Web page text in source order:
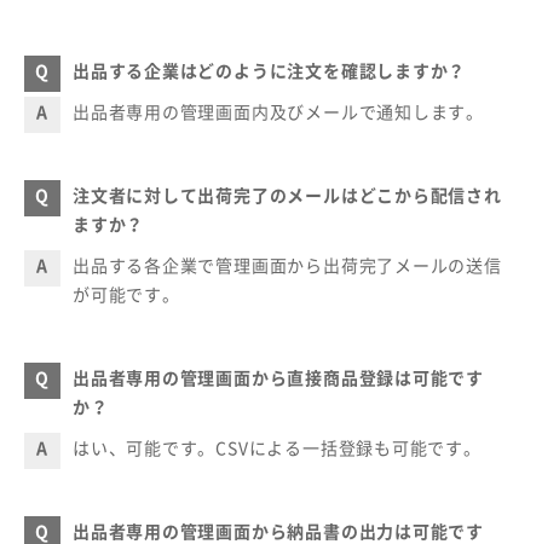
出品する企業はどのように注文を確認しますか？
出品者専用の管理画面内及びメールで通知します。
注文者に対して出荷完了のメールはどこから配信され
ますか？
出品する各企業で管理画面から出荷完了メールの送信
が可能です。
出品者専用の管理画面から直接商品登録は可能です
か？
はい、可能です。CSVによる一括登録も可能です。
出品者専用の管理画面から納品書の出力は可能です